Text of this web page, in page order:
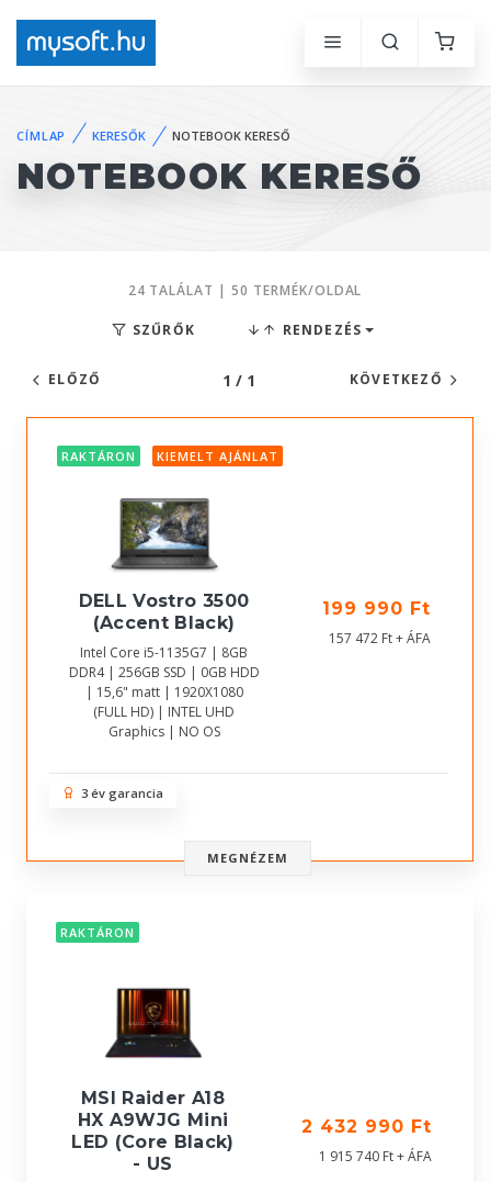
CÍMLAP KERESŐK NOTEBOOK KERESŐ
NOTEBOOK KERESŐ
24 TALÁLAT | 50 TERMÉK/OLDAL
SZŰRŐK RENDEZÉS
ELŐZŐ 1 / 1 KÖVETKEZŐ
RAKTÁRON KIEMELT AJÁNLAT
DELL Vostro 3500
(Accent Black)
Intel Core i5-1135G7 | 8GB
DDR4 | 256GB SSD | 0GB HDD
| 15,6" matt | 1920X1080
(FULL HD) | INTEL UHD
Graphics | NO OS
199 990 Ft
157 472 Ft + ÁFA
3 év garancia
MEGNÉZEM
RAKTÁRON
MSI Raider A18
HX A9WJG Mini
LED (Core Black)
- US
2 432 990 Ft
1 915 740 Ft + ÁFA